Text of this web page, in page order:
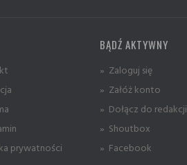
prywatności
BĄDŹ AKTYWNY
» Zaloguj się
» Załóż konto
» Dołącz do redakcji
» Shoutbox
» Facebook